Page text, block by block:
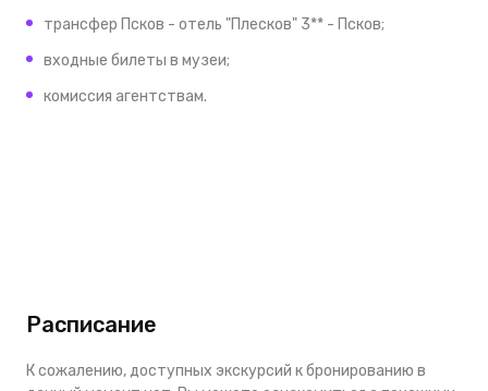
трансфер Псков - отель "Плесков" 3** - Псков;
входные билеты в музеи;
комиссия агентствам.
Расписание
К сожалению, доступных экскурсий к бронированию в